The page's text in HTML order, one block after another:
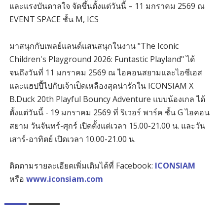
และแรงบันดาลใจ จัดขึ้นตั้งแต่วันนี้ – 11 มกราคม 2569 ณ
EVENT SPACE ชั้น M, ICS
มาสนุกกับเพลย์แลนด์แสนสนุกในงาน "The Iconic
Children's Playground 2026: Funtastic Playland" ได้
จนถึงวันที่ 11 มกราคม 2569 ณ ไอคอนสยามและไอซีเอส
และแฮปปี้ไปกับเจ้าเป็ดเหลืองสุดน่ารักใน ICONSIAM X
B.Duck 20th Playful Bouncy Adventure แบบน้องเกล ได้
ตั้งแต่วันนี้ - 19 มกราคม 2569 ที่ ริเวอร์ พาร์ค ชั้น G ไอคอน
สยาม วันจันทร์-ศุกร์ เปิดตั้งแต่เวลา 15.00-21.00 น. และวัน
เสาร์-อาทิตย์ เปิดเวลา 10.00-21.00 น.
ติดตามรายละเอียดเพิ่มเติมได้ที่ Facebook: ICONSIAM
หรือ www.iconsiam.com